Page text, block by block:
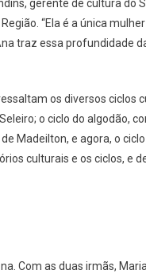
gerente de cultura do
“Ela é a única
traz essa profundidade
os diversos ciclos
o ciclo do algodão,
de Madeilton, e agora, o
culturais e os ciclos, e
Com as duas irmãs,